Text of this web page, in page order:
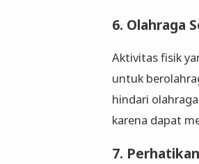
6. Olahraga
Aktivitas fisik
untuk
hindari
karena dapat
7.